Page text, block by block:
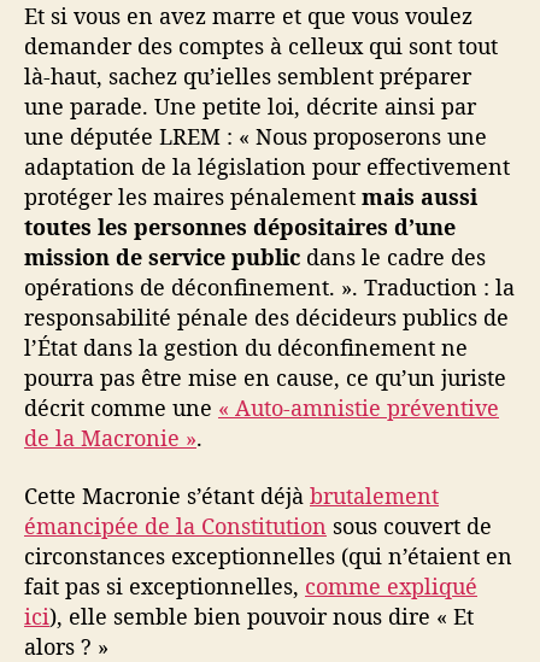
Et si vous en avez marre et que vous voulez
demander des comptes à celleux qui sont tout
là-haut, sachez qu’ielles semblent préparer
une parade. Une petite loi, décrite ainsi par
une députée LREM : « Nous proposerons une
adaptation de la législation pour effectivement
protéger les maires pénalement mais aussi
toutes les personnes dépositaires d’une
mission de service public dans le cadre des
opérations de déconfinement. ». Traduction : la
responsabilité pénale des décideurs publics de
l’État dans la gestion du déconfinement ne
pourra pas être mise en cause, ce qu’un juriste
décrit comme une « Auto-amnistie préventive
de la Macronie ».
Cette Macronie s’étant déjà brutalement
émancipée de la Constitution sous couvert de
circonstances exceptionnelles (qui n’étaient en
fait pas si exceptionnelles, comme expliqué
ici), elle semble bien pouvoir nous dire « Et
alors ? »